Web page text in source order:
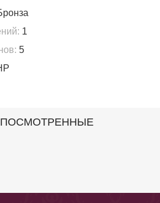
1
5
ПОСМОТРЕННЫЕ